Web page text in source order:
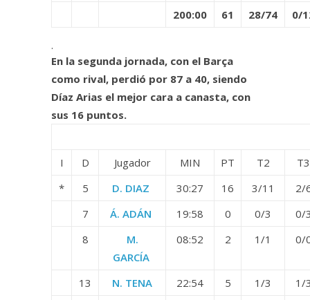
200:00
61 28/74 0/
.
En la segunda jornada, con el Barça
como rival, perdió por 87 a 40, siendo
Díaz Arias el mejor cara a canasta, con
sus 16 puntos.
I D Jugador MIN PT T2
T3
*
5 D. DIAZ 30:27 16 3/11
2/
7
Á. ADÁN 19:58 0 0/3
0/
8
M.
GARCÍA
08:52 2 1/1 0/
13 N. TENA 22:54 5 1/3
1/